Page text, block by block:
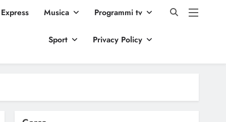
Musica Programmi tv
Sport Privacy Policy